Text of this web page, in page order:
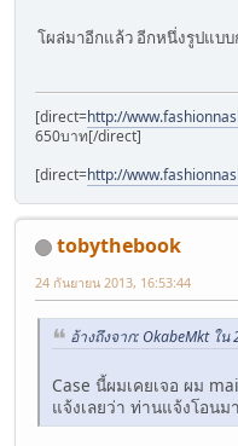
โผล่มาอีกแล้ว อีกหนึ่งรูปแบบ
[direct=http://
650บาท[/direct]
[direct=http://
tobythebook
24 กันยายน 2013, 16:53:44
อ้างถึงจาก: OkabeMkt ใ
Case นี้ผมเคยเจอ ผม
แจ้งเลยว่า ท่านแจ้งโอน